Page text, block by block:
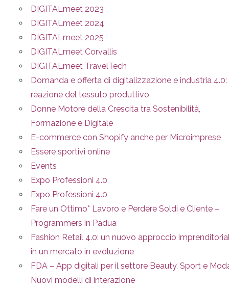
DIGITALmeet 2023
DIGITALmeet 2024
DIGITALmeet 2025
DIGITALmeet Corvallis
DIGITALmeet TravelTech
Domanda e offerta di digitalizzazione e industria 4.0:
reazione del tessuto produttivo
Donne Motore della Crescita tra Sostenibilità,
Formazione e Digitale
E-commerce con Shopify anche per Microimprese
Essere sportivi online
Events
Expo Professioni 4.0
Expo Professioni 4.0
Fare un Ottimo* Lavoro e Perdere Soldi e Cliente –
Programmers in Padua
Fashion Retail 4.0: un nuovo approccio
in un mercato in evoluzione
FDA – App digitali per il settore Beauty, Sport e
Nuovi modelli di interazione